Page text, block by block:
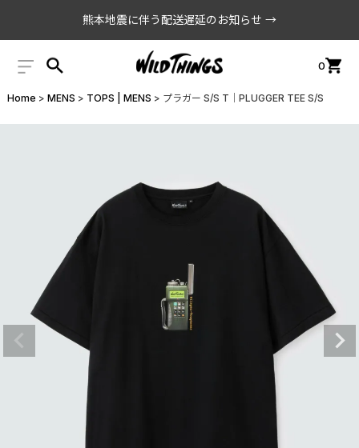
熊本地震に伴う配送遅延のお知らせ →
0
Home MENS TOPS | MENS プラガー S/S T│PLUGGER TEE S/S